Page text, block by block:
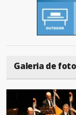
Galeria de